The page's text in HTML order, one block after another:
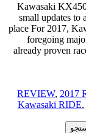
2017 Kawasaki
small updates to
place For 2017,
foregoing
already proven
, 2017
Kawasaki RIDE,